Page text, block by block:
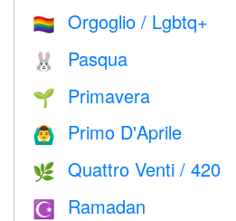
🏳️‍🌈 Orgoglio / Lgbtq+
🐰 Pasqua
🌱 Primavera
🙆‍♂️ Primo D'Aprile
🌿 Quattro Venti / 420
☪️ Ramadan